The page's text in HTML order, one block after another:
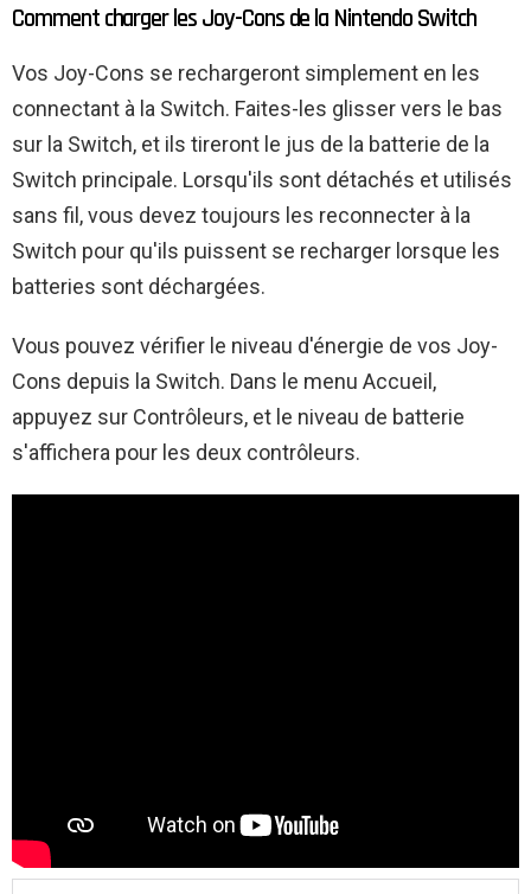
Comment charger les Joy-Cons de la Nintendo Switch
Vos Joy-Cons se rechargeront simplement en les
connectant à la Switch. Faites-les glisser vers le bas
sur la Switch, et ils tireront le jus de la batterie de la
Switch principale. Lorsqu'ils sont détachés et utilisés
sans fil, vous devez toujours les reconnecter à la
Switch pour qu'ils puissent se recharger lorsque les
batteries sont déchargées.
Vous pouvez vérifier le niveau d'énergie de vos Joy-
Cons depuis la Switch. Dans le menu Accueil,
appuyez sur Contrôleurs, et le niveau de batterie
s'affichera pour les deux contrôleurs.